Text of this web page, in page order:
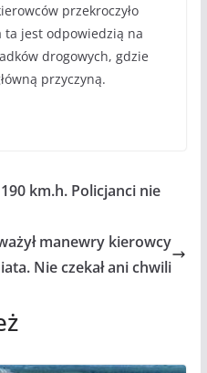
przekroczyło
ta jest odpowiedzią na
drogowych, gdzie
przyczyną.
km.h. Policjanci nie
manewry kierowcy
Nie czekał ani chwili